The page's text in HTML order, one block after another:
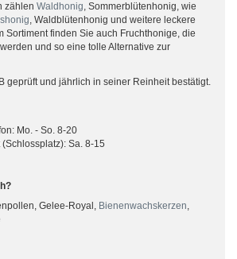
zählen Waldhonig, Sommerblütenhonig, wie
, Waldblütenhonig und weitere leckere
Sortiment finden Sie auch Fruchthonige, die
und so eine tolle Alternative zur
geprüft und jährlich in seiner Reinheit bestätigt.
Mo. - So. 8-20
Sa. 8-15
Gelee-Royal, Bienenwachskerzen,